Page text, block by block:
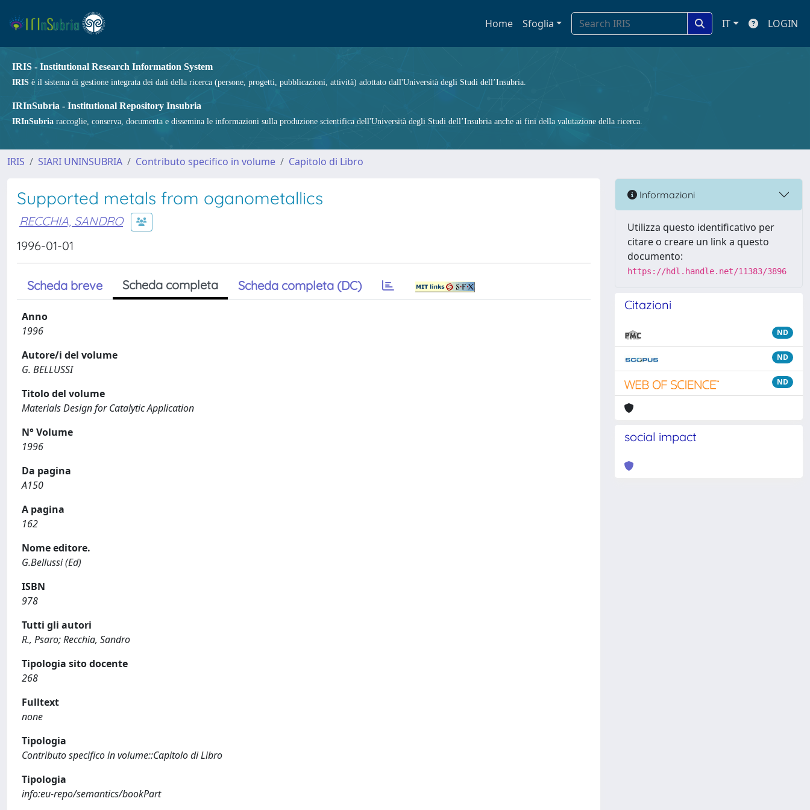
Home Sfoglia IT LOGIN
IRIS - Institutional Research Information System
IRIS è il sistema di gestione integrata dei dati della ricerca (persone, progetti, pubblicazioni, attività) adottato dall'Università degli Studi dell’Insubria.
IRInSubria - Institutional Repository Insubria
IRInSubria raccoglie, conserva, documenta e dissemina le informazioni sulla produzione scientifica dell'Università degli Studi dell’Insubria anche ai fini della valutazione della ricerca.
IRIS SIARI UNINSUBRIA Contributo specifico in volume Capitolo di Libro
Supported metals from oganometallics
RECCHIA, SANDRO
1996-01-01
Scheda breve Scheda completa Scheda completa (DC)
Anno
1996
Autore/i del volume
G. BELLUSSI
Titolo del volume
Materials Design for Catalytic Application
N° Volume
1996
Da pagina
A150
A pagina
162
Nome editore.
G.Bellussi (Ed)
ISBN
978
Tutti gli autori
R., Psaro; Recchia, Sandro
Tipologia sito docente
268
Fulltext
none
Tipologia
Contributo specifico in volume::Capitolo di Libro
Tipologia
info:eu-repo/semantics/bookPart
Informazioni
Utilizza questo identificativo per
citare o creare un link a questo
documento:
https://hdl.handle.net/11383/3896
Citazioni
ND
ND
ND
social impact